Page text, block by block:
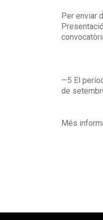
Per enviar
—5 El
de
Més